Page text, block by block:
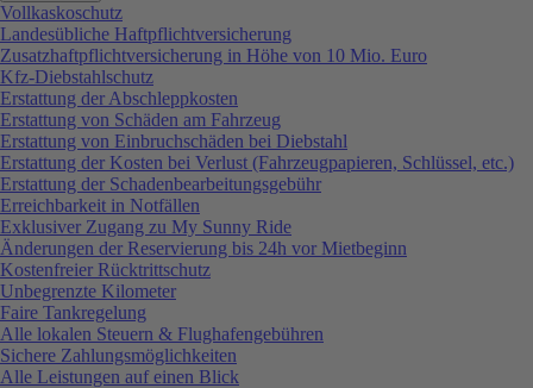
Vollkaskoschutz
Landesübliche Haftpflichtversicherung
Zusatzhaftpflichtversicherung in Höhe von 10 Mio. Euro
Kfz-Diebstahlschutz
Erstattung der Abschleppkosten
Erstattung von Schäden am Fahrzeug
Erstattung von Einbruchschäden bei Diebstahl
Erstattung der Kosten bei Verlust (Fahrzeugpapieren, Schlüssel, etc.)
Erstattung der Schadenbearbeitungsgebühr
Erreichbarkeit in Notfällen
Exklusiver Zugang zu My Sunny Ride
Änderungen der Reservierung bis 24h vor Mietbeginn
Kostenfreier Rücktrittschutz
Unbegrenzte Kilometer
Faire Tankregelung
Alle lokalen Steuern & Flughafengebühren
Sichere Zahlungsmöglichkeiten
Alle Leistungen auf einen Blick